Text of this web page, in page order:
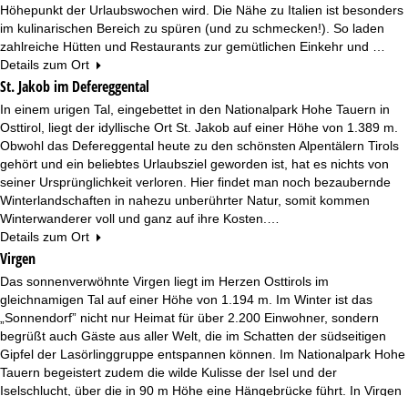
Höhepunkt der Urlaubswochen wird. Die Nähe zu Italien ist besonders
im kulinarischen Bereich zu spüren (und zu schmecken!). So laden
zahlreiche Hütten und Restaurants zur gemütlichen Einkehr und …
Details zum Ort
St. Jakob im Defereggental
In einem urigen Tal, eingebettet in den Nationalpark Hohe Tauern in
Osttirol, liegt der idyllische Ort St. Jakob auf einer Höhe von 1.389 m.
Obwohl das Defereggental heute zu den schönsten Alpentälern Tirols
gehört und ein beliebtes Urlaubsziel geworden ist, hat es nichts von
seiner Ursprünglichkeit verloren. Hier findet man noch bezaubernde
Winterlandschaften in nahezu unberührter Natur, somit kommen
Winterwanderer voll und ganz auf ihre Kosten.…
Details zum Ort
Virgen
Das sonnenverwöhnte Virgen liegt im Herzen Osttirols im
gleichnamigen Tal auf einer Höhe von 1.194 m. Im Winter ist das
„Sonnendorf” nicht nur Heimat für über 2.200 Einwohner, sondern
begrüßt auch Gäste aus aller Welt, die im Schatten der südseitigen
Gipfel der Lasörlinggruppe entspannen können. Im Nationalpark Hohe
Tauern begeistert zudem die wilde Kulisse der Isel und der
Iselschlucht, über die in 90 m Höhe eine Hängebrücke führt. In Virgen